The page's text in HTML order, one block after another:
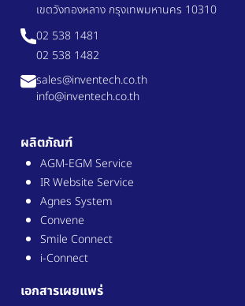
เขตวังทองหลาง กรุงเทพมหานคร 10310
02 538 1481
02 538 1482
sales@inventech.co.th
info@inventech.co.th
ผลิตภัณฑ์
AGM-EGM Service
IR Website Service
Agnes System
Convene
Smile Connect
i-Connect
เอกสารเผยแพร่